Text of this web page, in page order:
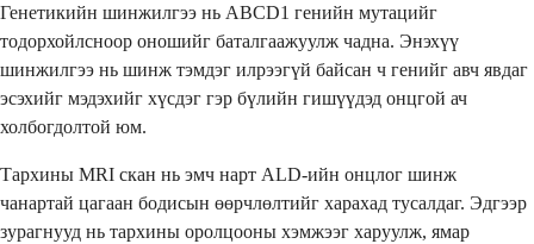
Генетикийн шинжилгээ нь ABCD1 генийн мутацийг
тодорхойлсноор оношийг баталгаажуулж чадна. Энэхүү
шинжилгээ нь шинж тэмдэг илрээгүй байсан ч генийг авч явдаг
эсэхийг мэдэхийг хүсдэг гэр бүлийн гишүүдэд онцгой ач
холбогдолтой юм.
Тархины MRI скан нь эмч нарт ALD-ийн онцлог шинж
чанартай цагаан бодисын өөрчлөлтийг харахад тусалдаг. Эдгээр
зурагнууд нь тархины оролцооны хэмжээг харуулж, ямар